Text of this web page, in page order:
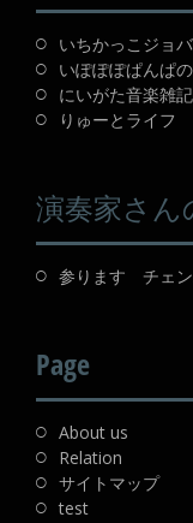
いちかっこジョ
いぽぽぽぱんぱ
にいがた音楽雑
りゅーとライフ
演奏家さん
参ります チェン
Page
About us
Relation
サイトマップ
test